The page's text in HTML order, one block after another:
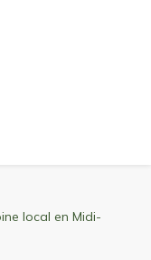
de ski
local en Midi-